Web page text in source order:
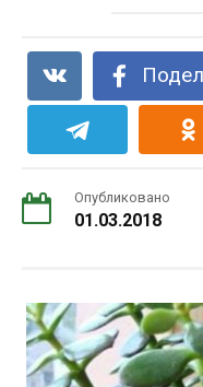
Опубликовано
01.03.2018